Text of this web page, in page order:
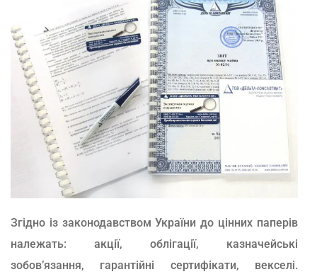
Згідно із законодавством України до цінних паперів
належать: акції, облігації, казначейські
зобов’язання, гарантійні сертифікати, векселі.